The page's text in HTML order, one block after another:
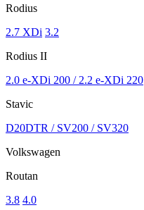
Rodius
2.7 XDi 3.2
Rodius II
2.0 e-XDi 200 / 2.2 e-XDi 220
Stavic
D20DTR / SV200 / SV320
Volkswagen
Routan
3.8 4.0